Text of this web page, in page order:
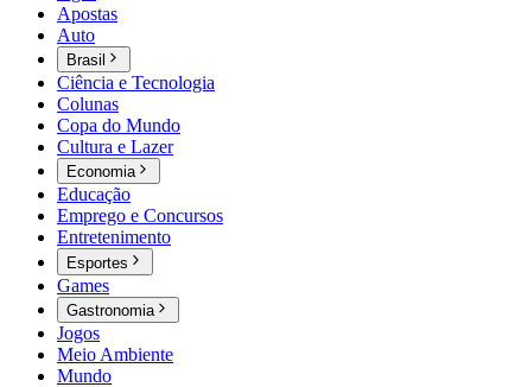
Apostas
Auto
Brasil
Ciência e Tecnologia
Colunas
Copa do Mundo
Cultura e Lazer
Economia
Educação
Emprego e Concursos
Entretenimento
Esportes
Games
Gastronomia
Jogos
Meio Ambiente
Mundo